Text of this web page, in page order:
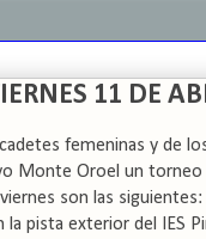
11 DE
femeninas y de
Monte Oroel un
son las siguientes:
pista exterior del IES